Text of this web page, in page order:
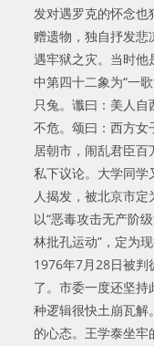
发对遇罗克的怀念
赠遗物，独自抒发
遇牢狱之灾。当时
中第四十二象为“一
只兔。谶曰：美人
不危。颂曰：西方
居朝市，闹乱君臣百
私下议论。大学同学
人揭发，被北京市
以“恶毒攻击无产阶
林批孔运动”，定为
1976年7月28日被判
了。市委一度还坚持
种逻辑很快土崩瓦解
的心态。王学泰坐